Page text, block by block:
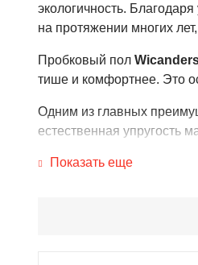
экологичность.
на протяжении многих
Пробковый пол
тише и комфортнее. Это
Одним из главных
естественная упругость
Показать еще